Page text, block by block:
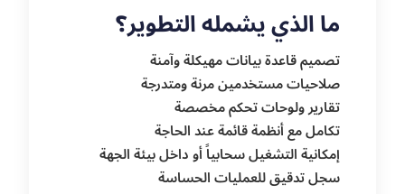
ما الذي يشمله التطوير؟
تصميم قاعدة بيانات مهيكلة وآمنة
صلاحيات مستخدمين مرنة ومتدرجة
تقارير ولوحات تحكم مخصصة
تكامل مع أنظمة قائمة عند الحاجة
إمكانية التشغيل سحابياً أو داخل بيئة الجهة
سجل تدقيق للعمليات الحساسة